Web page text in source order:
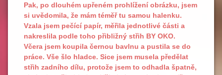
Pak, po dlouhém upřeném prohlížení obrázku, jsem
si uvědomila, že mám téměř tu samou halenku.
Vzala jsem pečící papír, měřila jednotlivé části a
nakreslila podle toho přibližný střih BY OKO.
Včera jsem koupila černou bavlnu a pustila se do
práce. Vše šlo hladce. Sice jsem musela předělat
střih zadního dílu, protože jsem to odhadla špatně,